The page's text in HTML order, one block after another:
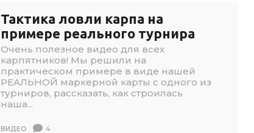
.
2
0
6
Тактика ловли карпа на
примере реального турнира
Очень полезное видео для всех
карпятников! Мы решили на
практическом примере в виде нашей
РЕАЛЬНОЙ маркерной карты с одного из
турниров, рассказать, как строилась
наша...
ВИДЕО 4